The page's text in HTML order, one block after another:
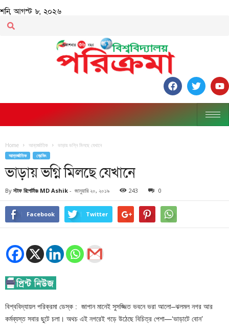
শনি, আগস্ট ৮, ২০২৬
Home আন্তর্জাতিক ভাড়ায় ভগ্নি মিলছে যেখানে
আন্তর্জাতিক ব্রেকিং
ভাড়ায় ভগ্নি মিলছে যেখানে
By স্টাফ রিপোর্টারঃ MD Ashik - জানুয়ারি ২০, ২০১৯ 243 0
Facebook Twitter
বিশ্ববিদ্যায়ল পরিক্রমা ডেস্ক : জাপান মানেই সুসজ্জিত ভবনে ভরা আলো–ঝলমল নগর আর
কর্মব্যস্ত সবার ছুটে চলা। অথচ এই নগরেই গড়ে উঠেছে বিচিত্র পেশা—‘ভাড়াটে বোন’